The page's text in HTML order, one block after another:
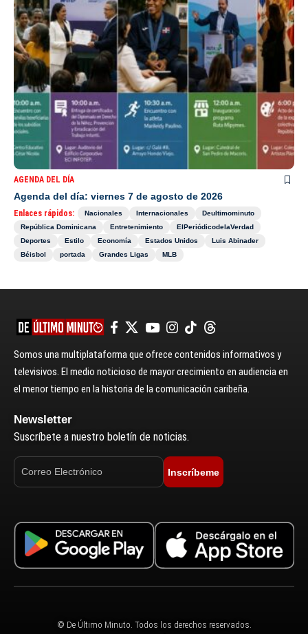
AGENDA DEL DÍA
Agenda del día: viernes 7 de agosto de 2026
Enlaces rápidos: Nacionales Internacionales
Deultimominuto
República Dominicana
Entretenimiento
ElPeriódicodelaVerdad
Deportes
Estilo Economía Estados Unidos
Luis Abinader
Béisbol
portada Grandes Ligas MLB
Somos una multiplataforma que ofrece contenidos informativos y
televisivos. El medio noticioso de mayor crecimiento en audiencia en
el menor tiempo en la historia de la comunicación caribeña.
Newsletter
Suscríbete a nuestro boletín de noticias.
Inscríbeme
© De Último Minuto. Todos los derechos reservados.